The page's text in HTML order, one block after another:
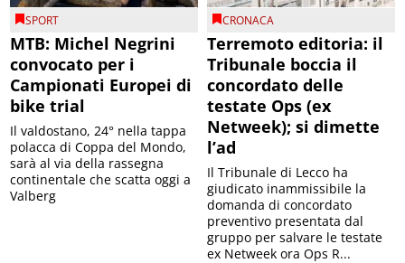
SPORT
MTB: Michel Negrini
convocato per i
Campionati Europei di
bike trial
Il valdostano, 24° nella tappa
polacca di Coppa del Mondo,
sarà al via della rassegna
continentale che scatta oggi a
Valberg
CRONACA
Terremoto editoria: il
Tribunale boccia il
concordato delle
testate Ops (ex
Netweek); si dimette
l’ad
Il Tribunale di Lecco ha
giudicato inammissibile la
domanda di concordato
preventivo presentata dal
gruppo per salvare le testate
ex Netweek ora Ops R...